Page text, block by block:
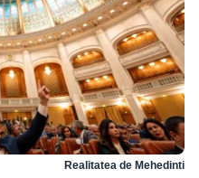
Realitatea de Mehedinti